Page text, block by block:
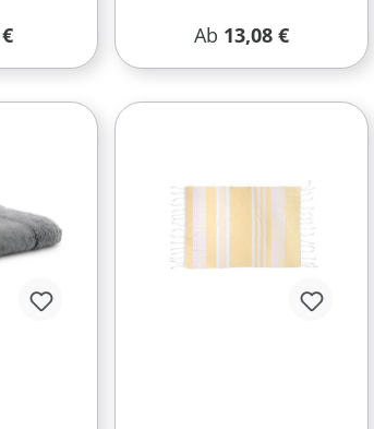
Preis: Regulärer Preis:
Ab 13,08 €